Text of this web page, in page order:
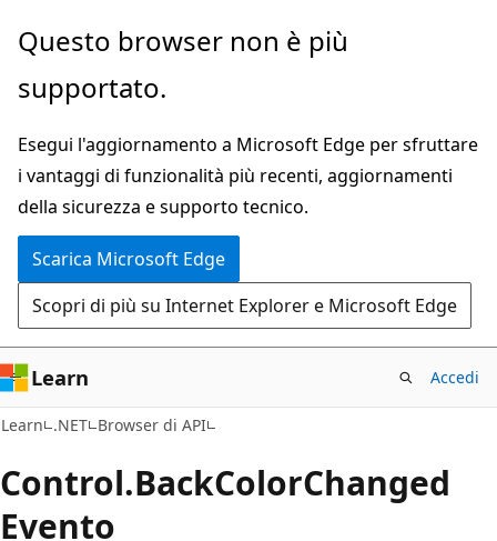
Ignora
passa
contenuto
principale
Passare
allo
spostamento
pagina
Questo browser non è più
supportato.
Esegui l'aggiornamento a Microsoft Edge per sfruttare
i vantaggi di funzionalità più recenti, aggiornamenti
della sicurezza e supporto tecnico.
Scarica Microsoft Edge
Scopri di più su Internet Explorer e Microsoft Edge
Learn Accedi
Learn .NET Browser di API
Control.BackColorChanged
Evento